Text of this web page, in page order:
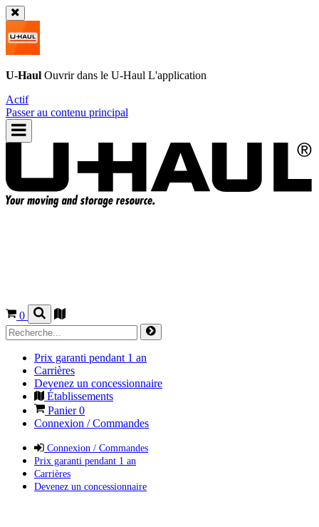
U-Haul Ouvrir dans le U-Haul L'application
Actif
Passer au contenu principal
0
Prix garanti pendant 1 an
Carrières
Devenez un concessionnaire
Établissements
Panier0
Connexion / Commandes
Connexion / Commandes
Prix garanti pendant 1 an
Carrières
Devenez un concessionnaire